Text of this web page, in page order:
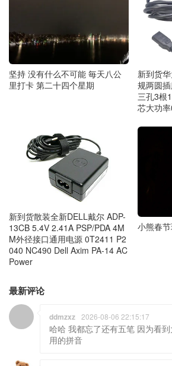
坚持 没有什么不可能 毎天八公
里打卡 第二十四个星期
新到货
规两圆
三孔3根
芯大功
新到货散装全新DELL戴尔 ADP-
13CB 5.4V 2.41A PSP/PDA 4M
M外径接口通用电源 0T2411 P2
040 NC490 Dell Axim PA-14 AC
Power
小熊春
最新评论
ddmzxz 2026-08-06 22:15:17
哈哈 我都忘了还有五笔 因为看
用的拼音